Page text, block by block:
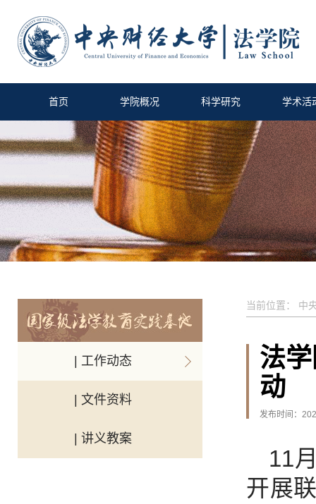
首页 学院概况 科学研究 学术活
| 工作动态
| 文件资料
| 讲义教案
当前位置： 中
法
动
发布时间：
11
开展